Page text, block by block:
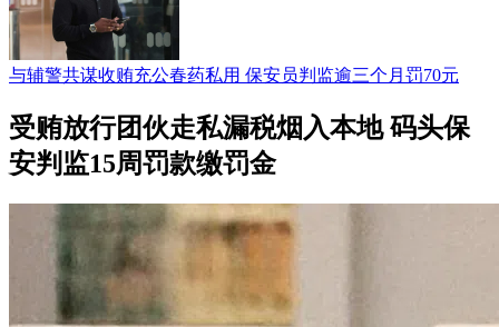
与辅警共谋收贿充公春药私用 保安员判监逾三个月罚70元
受贿放行团伙走私漏税烟入本地 码头保
安判监15周罚款缴罚金